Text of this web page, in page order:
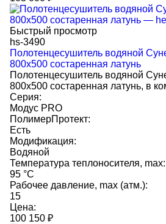
Быстрый просмотр
hs-3490
Полотенцесушитель водяной
800х500 состаренная латунь
Полотенцесушитель водяной
800х500 состаренная латунь, в
Серия:
Модус PRO
ПолимерПротект:
Есть
Модификация:
Водяной
Температура теплоносителя, max:
95 °C
Рабочее давление, max (атм.):
15
Цена:
100 150 ₽